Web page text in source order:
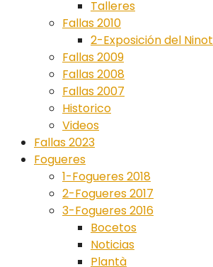
Talleres
Fallas 2010
2-Exposición del Ninot
Fallas 2009
Fallas 2008
Fallas 2007
Historico
Videos
Fallas 2023
Fogueres
1-Fogueres 2018
2-Fogueres 2017
3-Fogueres 2016
Bocetos
Noticias
Plantà